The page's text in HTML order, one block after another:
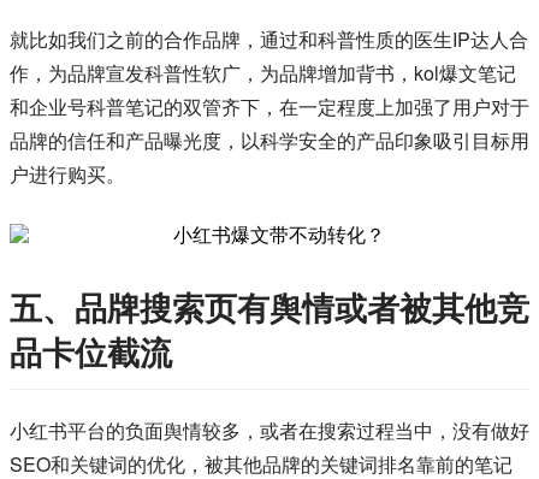
就比如我们之前的合作品牌，通过和科普性质的医生IP达人合
作，为品牌宣发科普性软广，为品牌增加背书，kol爆文笔记
和企业号科普笔记的双管齐下，在一定程度上加强了用户对于
品牌的信任和产品曝光度，以科学安全的产品印象吸引目标用
户进行购买。
五、品牌搜索页有舆情或者被其他竞
品卡位截流
小红书平台的负面舆情较多，或者在搜索过程当中，没有做好
SEO和关键词的优化，被其他品牌的关键词排名靠前的笔记